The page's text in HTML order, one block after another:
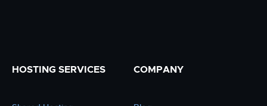
HOSTING SERVICES COMPANY